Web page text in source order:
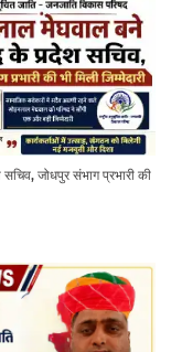
जोधपुर संभाग प्रभारी की